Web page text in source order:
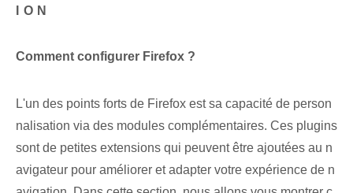
ION
Comment configurer Firefox ?
L'un des points forts de Firefox‌ est sa capacité de person
nalisation via⁢ des modules complémentaires. Ces plugins
sont de petites extensions qui peuvent être ajoutées au n
avigateur pour améliorer et adapter votre expérience de n